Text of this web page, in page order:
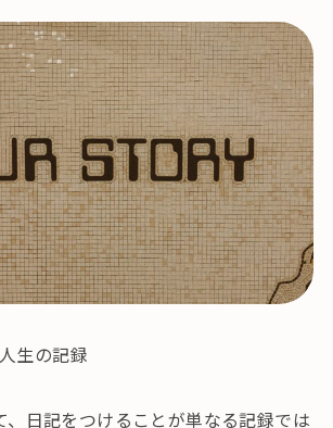
生の記録
、日記をつけることが単なる記録では